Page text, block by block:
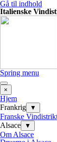
Gå til indhold
Italienske
Spring menu
×
Hjem
Frankrig
▼
Franske
Alsace
▼
Om Alsace